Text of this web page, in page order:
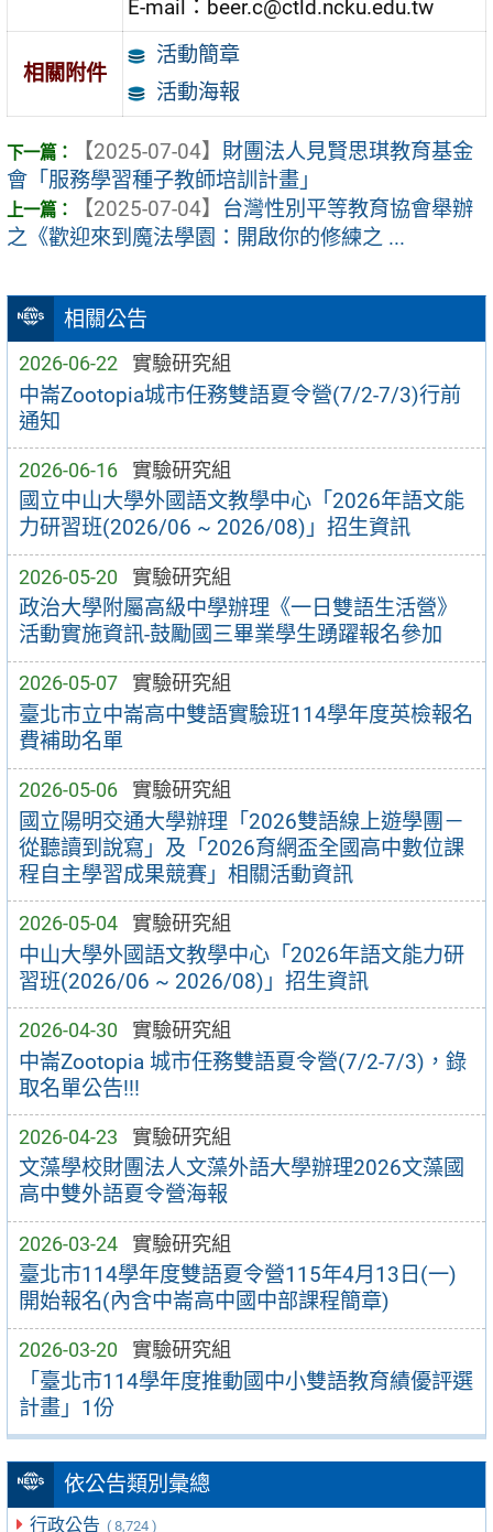
相關公告
2026-06-22 實驗研究組
中崙Zootopia城市任務雙語夏令營(7/2-7/3)行前
通知
2026-06-16 實驗研究組
國立中山大學外國語文教學中心「2026年語文能
力研習班(2026/06 ~ 2026/08)」招生資訊
2026-05-20 實驗研究組
政治大學附屬高級中學辦理《一日雙語生活營》
活動實施資訊-鼓勵國三畢業學生踴躍報名參加
2026-05-07 實驗研究組
臺北市立中崙高中雙語實驗班114學年度英檢報名
費補助名單
2026-05-06 實驗研究組
國立陽明交通大學辦理「2026雙語線上遊學團－
從聽讀到說寫」及「2026育網盃全國高中數位課
程自主學習成果競賽」相關活動資訊
2026-05-04 實驗研究組
中山大學外國語文教學中心「2026年語文能力研
習班(2026/06 ~ 2026/08)」招生資訊
2026-04-30 實驗研究組
中崙Zootopia 城市任務雙語夏令營(7/2-7/3)，錄
取名單公告!!!
2026-04-23 實驗研究組
文藻學校財團法人文藻外語大學辦理2026文藻國
高中雙外語夏令營海報
2026-03-24 實驗研究組
臺北市114學年度雙語夏令營115年4月13日(一)
開始報名(內含中崙高中國中部課程簡章)
2026-03-20 實驗研究組
「臺北市114學年度推動國中小雙語教育績優評選
計畫」1份
依公告類別彙總
行政公告 ( 8,724 )
E-mail：beer.c@ctld.ncku.edu.tw
相關附件
活動簡章
活動海報
【2025-07-04】 財團法人見賢思琪教育基金
會「服務學習種子教師培訓計畫」
【2025-07-04】 台灣性別平等教育協會舉辦
之《歡迎來到魔法學園：開啟你的修練之 ...